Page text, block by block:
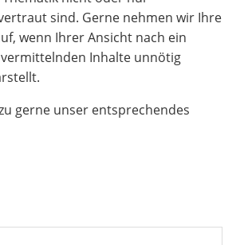
sind. Gerne nehmen wir Ihre
wenn Ihrer Ansicht nach ein
Inhalte unnötig
gerne unser entsprechendes